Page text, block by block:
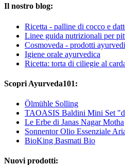
Il nostro blog:
Ricetta - palline di cocco e
Linee guida nutrizionali per
Cosmoveda - prodotti
Igiene orale ayurvedica
Ricetta: torta di ciliegie al
Scopri Ayurveda101:
Ölmühle Solling
TAOASIS Baldini Mini Set
Le Erbe di Janas Nagar Motha
Sonnentor Olio Essenziale
BioKing Basmati Bio
Nuovi prodotti: